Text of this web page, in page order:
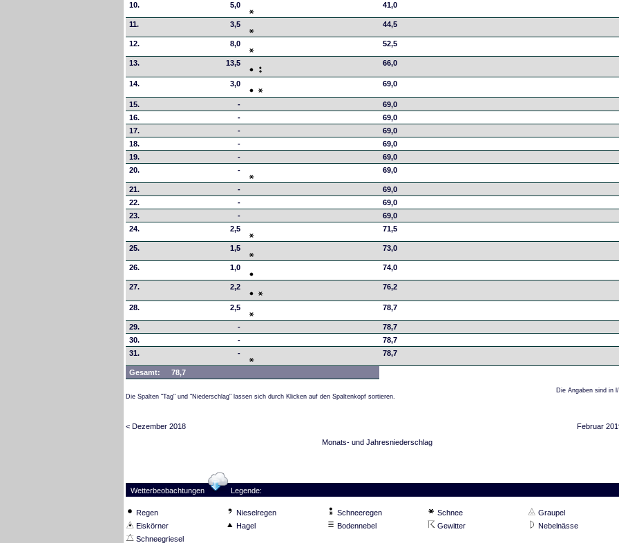
10. 5,0 41,0
11. 3,5 44,5
12. 8,0 52,5
13. 13,5 66,0
14. 3,0 69,0
15. -
69,0
16.
-
69,0
17.
-
69,0
18.
-
69,0
19.
-
69,0
20.
- 69,0
21. -
69,0
22.
-
69,0
23.
-
69,0
24.
2,5 71,5
25. 1,5 73,0
26. 1,0 74,0
27. 2,2 76,2
28. 2,5 78,7
29. -
78,7
30.
-
78,7
31.
- 78,7
Gesamt: 78,7
Die Spalten "Tag" und "Niederschlag" lassen sich durch Klicken auf den Spaltenkopf sortieren.
Die Angaben sind in l/
< Dezember 2018
Februar
Monats- und Jahresniederschlag
Wetterbeobachtungen Legende:
Regen Nieselregen Schneeregen Schnee
Graupel
Eiskörner
Hagel Bodennebel Gewitter
Nebelnässe
Schneegriesel